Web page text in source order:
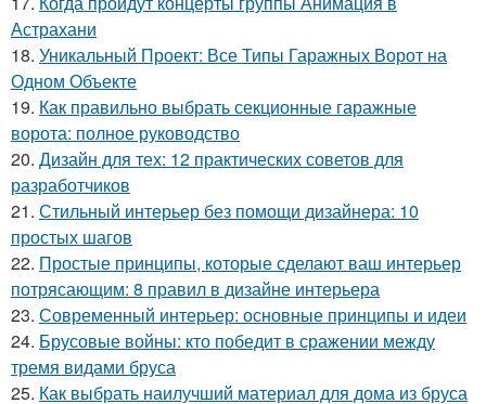
Астрахани
18. Уникальный Проект: Все Типы Гаражных Ворот на
Одном Объекте
19. Как правильно выбрать секционные гаражные
ворота: полное руководство
20. Дизайн для тех: 12 практических советов для
разработчиков
21. Стильный интерьер без помощи дизайнера: 10
простых шагов
22. Простые принципы, которые сделают ваш интерьер
потрясающим: 8 правил в дизайне интерьера
23. Современный интерьер: основные принципы и идеи
24. Брусовые войны: кто победит в сражении между
тремя видами бруса
25. Как выбрать наилучший материал для дома из бруса